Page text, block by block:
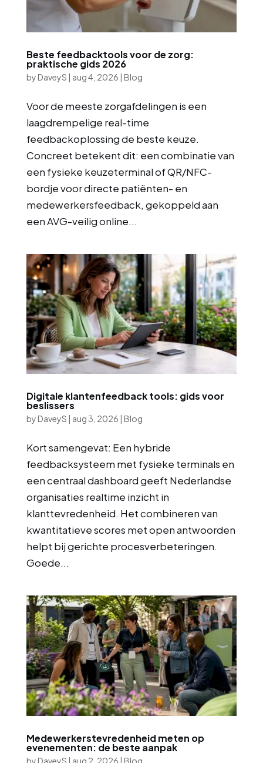
Beste feedbacktools voor de zorg:
praktische gids 2026
byDaveyS | aug 4, 2026 | Blog
Voor de meeste zorgafdelingen is een
laagdrempelige real-time
feedbackoplossing de beste keuze.
Concreet betekent dit: een combinatie van
een fysieke keuzeterminal of QR/NFC-
bordje voor directe patiënten- en
medewerkersfeedback, gekoppeld aan
een AVG-veilig online...
Digitale klantenfeedback tools: gids voor
beslissers
byDaveyS aug 3, 2026 Blog
Kort samengevat: Een hybride
feedbacksysteem met fysieke terminals en
een centraal dashboard geeft Nederlandse
organisaties realtime inzicht in
klanttevredenheid. Het combineren van
kwantitatieve scores met open antwoorden
helpt bij gerichte procesverbeteringen.
Goede...
Medewerkerstevredenheid meten op
evenementen: de beste aanpak
byDaveyS | aug 2, 2026 | Blog